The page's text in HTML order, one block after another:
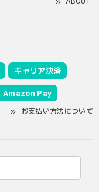
キャリア決済
Amazon Pay
お支払い方法について